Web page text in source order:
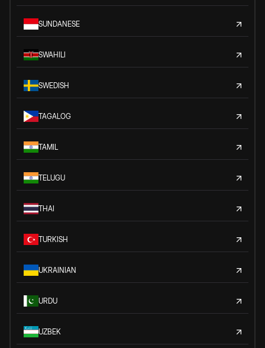
SUNDANESE
SWAHILI
SWEDISH
TAGALOG
TAMIL
TELUGU
THAI
TURKISH
UKRAINIAN
URDU
UZBEK